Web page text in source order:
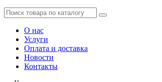
О нас
Услуги
Оплата и доставка
Новости
Контакты